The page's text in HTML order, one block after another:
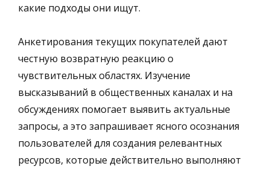
какие подходы они ищут.
Анкетирования текущих покупателей дают
честную возвратную реакцию о
чувствительных областях. Изучение
высказываний в общественных каналах и на
обсуждениях помогает выявить актуальные
запросы, а это запрашивает ясного осознания
пользователей для создания релевантных
ресурсов, которые действительно выполняют